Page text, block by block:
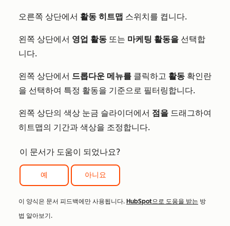
오른쪽 상단에서 활동 히트맵 스위치를 켭니다.
왼쪽 상단에서 영업 활동 또는 마케팅 활동을 선택합
니다.
왼쪽 상단에서 드롭다운 메뉴를 클릭하고 활동 확인란
을 선택하여 특정 활동을 기준으로 필터링합니다.
왼쪽 상단의 색상 눈금 슬라이더에서 점을 드래그하여
히트맵의 기간과 색상을 조정합니다.
이 문서가 도움이 되었나요?
예 아니요
이 양식은 문서 피드백에만 사용됩니다. HubSpot으로 도움을 받는 방
법 알아보기.